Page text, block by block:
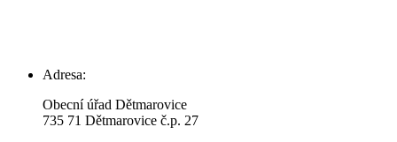
Adresa:
Obecní úřad Dětmarovice
735 71 Dětmarovice č.p. 27